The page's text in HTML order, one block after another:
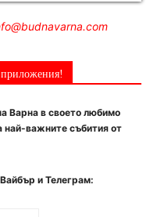
Варна в своето любимо
важните събития от
и Телеграм: